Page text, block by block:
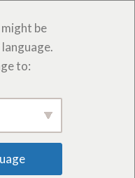
be
to: